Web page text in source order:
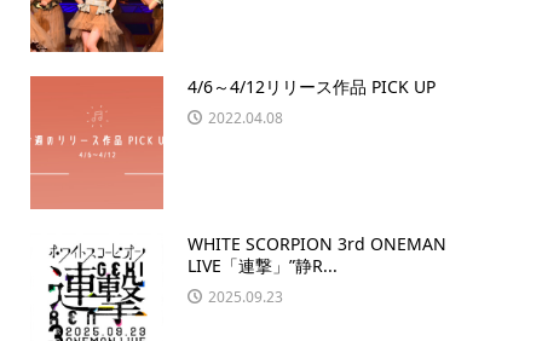
4/6～4/12リリース作品 PICK UP
2022.04.08
WHITE SCORPION 3rd ONEMAN
LIVE「連撃」”静R...
2025.09.23